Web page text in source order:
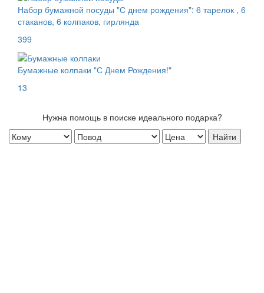
Набор бумажной посуды "С днем рождения": 6 тарелок , 6
стаканов, 6 колпаков, гирлянда
399
Бумажные колпаки "С Днем Рождения!"
13
Нужна помощь в поиске идеального подарка?